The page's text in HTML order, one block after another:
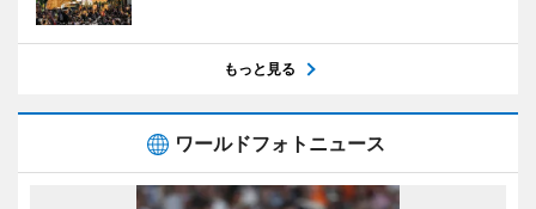
もっと見る
ワールドフォトニュース